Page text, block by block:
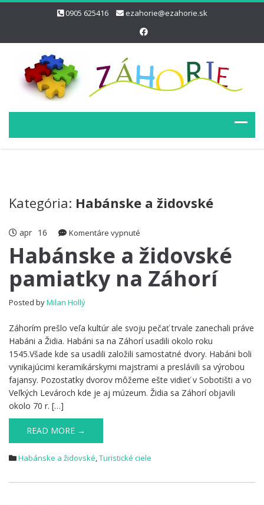
0905 625416 ezahorie@ezahorie.sk
Kategória: Habánske a židovské
apr 16 Komentáre vypnuté
Habánske
a
židovské
pamiatky
Habánske a židovské
pamiatky na Záhorí
Posted byMilan Hollý
Záhorím prešlo veľa kultúr ale svoju pečať trvale zanechali práve
Habáni a Židia. Habáni sa na Záhorí usadili okolo roku
1545.Všade kde sa usadili založili samostatné dvory. Habáni boli
vynikajúcimi keramikárskymi majstrami a preslávili sa výrobou
fajansy. Pozostatky dvorov môžeme ešte vidieť v Sobotišti a vo
Veľkých Levároch kde je aj múzeum. Židia sa Záhorí objavili
okolo 70 r. […]
READ MORE →
Habánske a židovské,Turistické ciele